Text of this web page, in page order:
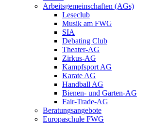
Arbeitsgemeinschaften (AGs)
Leseclub
Musik am FWG
SIA
Debating Club
Theater-AG
Zirkus-AG
Kampfsport AG
Karate AG
Handball AG
Bienen- und Garten-AG
Fair-Trade-AG
Beratungsangebote
Europaschule FWG